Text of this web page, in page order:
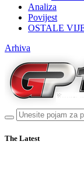
Analiza
Povijest
OSTALE
Arhiva
The Latest